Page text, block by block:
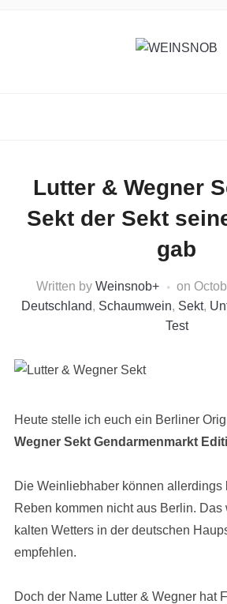
Lutter & Wegner
Sekt der Sekt
gab
Written by Weinsnob+ on
Deutschland, Schaumwein, Sekt,
Test
Heute stelle ich euch ein Berliner
Wegner Sekt Gendarmenmarkt
Die Weinliebhaber können allerdings
Reben kommen nicht aus Berlin. Das
kalten Wetters in der deutschen
empfehlen.
Doch der Name Lutter & Wegner hat